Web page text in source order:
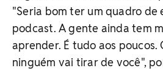
"Seria bom ter um quadro de
podcast. A gente ainda tem
aprender. É tudo aos poucos.
ninguém vai tirar de você",